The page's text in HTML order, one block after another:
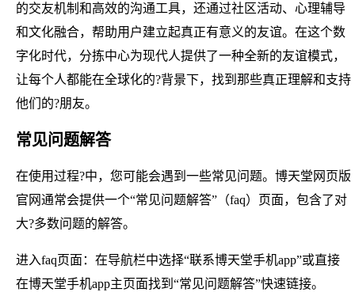
的交友机制和高效的沟通工具，还通过社区活动、心理辅导
和文化融合，帮助用户建立起真正有意义的友谊。在这个数
字化时代，分拣中心为现代人提供了一种全新的友谊模式，
让每个人都能在全球化的?背景下，找到那些真正理解和支持
他们的?朋友。
常见问题解答
在使用过程?中，您可能会遇到一些常见问题。博天堂网页版
官网通常会提供一个“常见问题解答”（faq）页面，包含了对
大?多数问题的解答。
进入faq页面：在导航栏中选择“联系博天堂手机app”或直接
在博天堂手机app主页面找到“常见问题解答”快速链接。